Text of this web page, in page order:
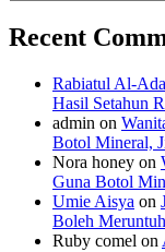
Recent
Rabiatul Al-
Hasil Setahun
admin on
Botol Mineral,
Nora honey on
Guna Botol
Umie Aisya on
Boleh
Ruby comel on